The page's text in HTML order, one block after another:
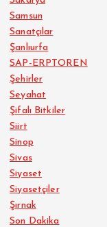
Samsun
Sanatçılar
Şanlıurfa
SAP-ERPTOREN
Şehirler
Seyahat
Şifalı Bitkiler
Siirt
Sinop
Sivas
Siyaset
Siyasetçiler
Şırnak
Son Dakika